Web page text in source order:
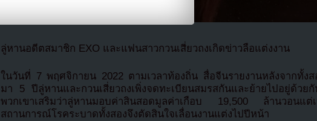
ลู่หานอดีตสมาชิก EXO และแฟนสาวกวนเสี่ยวถงเกิดข่าวลือแต่งงาน
ในวันที่ 7 พฤศจิกายน 2022 ตามเวลาท้องถิ่น สื่อจีนรายงานหลังจากทั้ง
มา 5 ปีลู่หานและกวนเสี่ยวถงเพิ่งจดทะเบียนสมรสกันและย้ายไปอยู่ด้วย
พวกเขาเสริมว่าลู่หานมอบค่าสินสอดมูลค่าเกือบ 19,500 ล้านวอนแต่เ
สถานการณ์โรคระบาดทั้งสองจึงตัดสินใจเลื่อนงานแต่งไปปีหน้า